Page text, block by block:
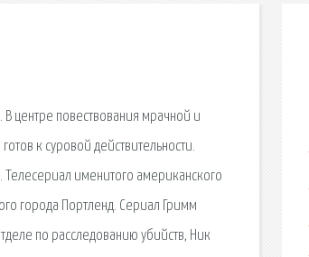
центре повествования мрачной и
к суровой действительности.
Телесериал именитого американского
города Портленд. Сериал Гримм
по расследованию убийств, Ник